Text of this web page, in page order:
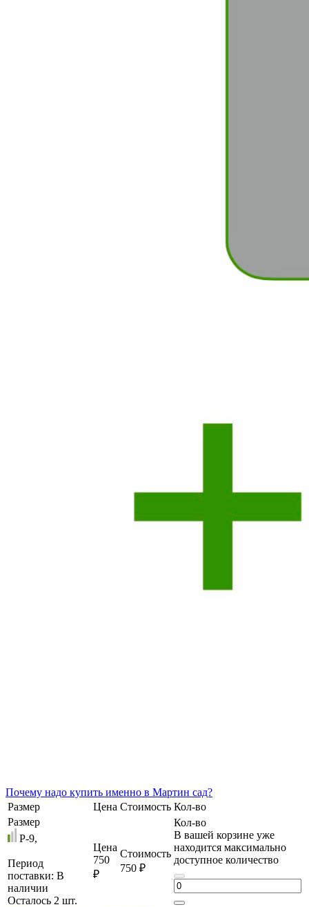
Почему надо купить именно в Мартин сад?
Размер
Цена Стоимость Кол-во
Размер
P-9,
Период
поставки: В
наличии
Осталось 2 шт.
Цена
750
₽
Стоимость
750 ₽
Кол-во
В вашей корзине уже
находится максимально
доступное количество